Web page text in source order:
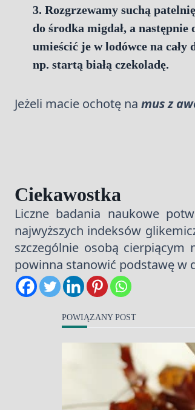
3. Rozgrzewamy suchą
do środka migdał, a
umieścić je w lodówce na
np. startą białą czekoladę.
Jeżeli macie ochotę na mus z
Ciekawostka
Liczne badania naukowe
najwyższych indeksów
szczególnie osobą
powinna stanowić podstawę w
POWIĄZANY POST